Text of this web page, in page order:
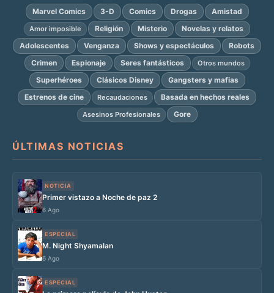
Marvel Comics 3-D Comics Drogas Amistad
Amor imposible Religión Misterio
Novelas y relatos
Adolescentes
Venganza Shows y espectáculos
Robots
Crimen
Espionaje Seres fantásticos Otros mundos
Superhéroes Clásicos Disney
Gangsters y mafias
Estrenos de cine
Recaudaciones Basada en hechos reales
Asesinos Profesionales Gore
ÚLTIMAS NOTICIAS
NOTICIA
Primer vistazo a Noche de paz 2
6 Ago
ESPECIAL
M. Night Shyamalan
6 Ago
ESPECIAL